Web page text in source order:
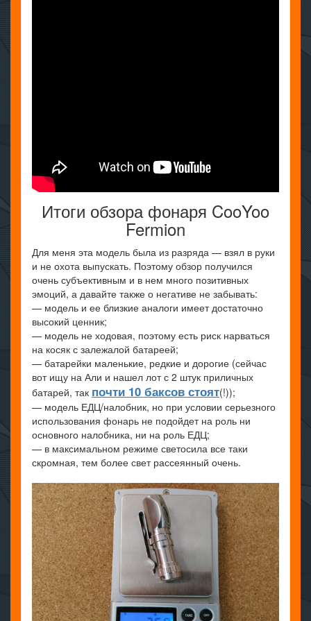
Итоги обзора фонаря CooYoo
Fermion
Для меня эта модель была из разряда — взял в руки
и не охота выпускать. Поэтому обзор получился
очень субъективным и в нем много позитивных
эмоций, а давайте также о негативе не забывать:
— модель и ее близкие аналоги имеет достаточно
высокий ценник;
— модель не ходовая, поэтому есть риск нарваться
на косяк с залежалой батареей;
— батарейки маленькие, редкие и дорогие (сейчас
вот ищу на Али и нашел лот с 2 штук приличных
батарей, так почти 10 баксов стоят(!));
— модель ЕДЦ/налобник, но при условии серьезного
использования фонарь не подойдет на роль ни
основного налобника, ни на роль ЕДЦ;
— в максимальном режиме светосила все таки
скромная, тем более свет рассеянный очень.